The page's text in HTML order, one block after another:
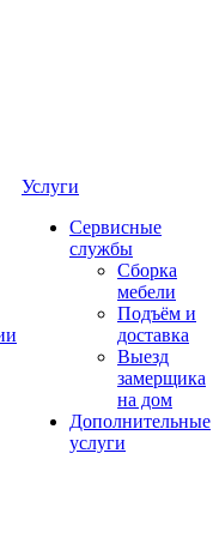
Услуги
Сервисные
службы
Сборка
мебели
Подъём и
доставка
Выезд
замерщика
на дом
Дополнительные
услуги